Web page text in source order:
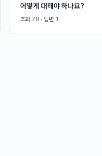
어떻게 대해야 하나요?
조회 78 · 답변 1